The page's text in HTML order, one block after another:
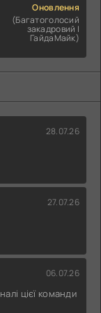
Оновлення
(Багатоголосий
закадровий |
ГайдаМайк)
28.07.26
27.07.26
06.07.26
цієї команди